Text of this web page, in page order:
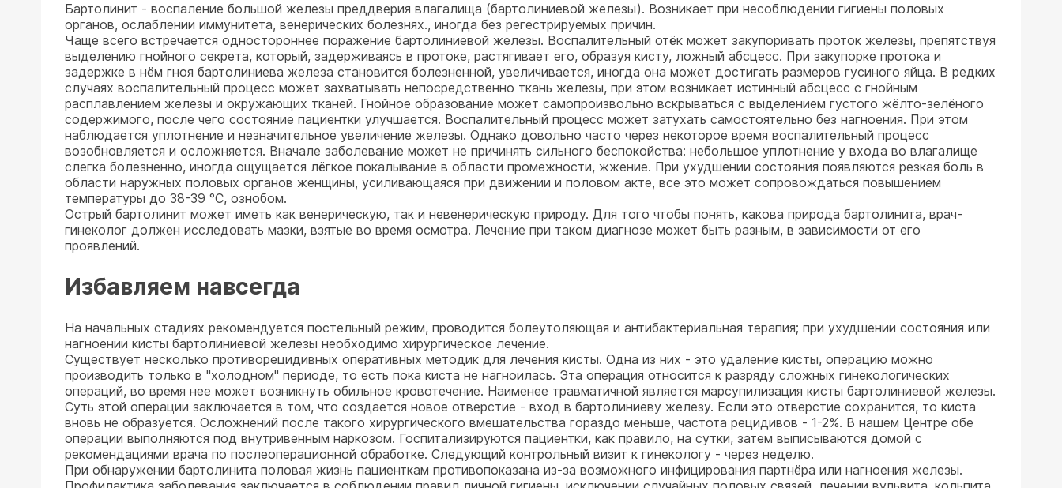
Бартолинит - воспаление большой железы преддверия влагалища (бартолиниевой железы). Возникает при несоблюдении гигиены половых
органов, ослаблении иммунитета, венерических болезнях., иногда без регестрируемых причин.
Чаще всего встречается одностороннее поражение бартолиниевой железы. Воспалительный отёк может закупоривать проток железы, препятствуя
выделению гнойного секрета, который, задерживаясь в протоке, растягивает его, образуя кисту, ложный абсцесс. При закупорке протока и
задержке в нём гноя бартолиниева железа становится болезненной, увеличивается, иногда она может достигать размеров гусиного яйца. В редких
случаях воспалительный процесс может захватывать непосредственно ткань железы, при этом возникает истинный абсцесс с гнойным
расплавлением железы и окружающих тканей. Гнойное образование может самопроизвольно вскрываться с выделением густого жёлто-зелёного
содержимого, после чего состояние пациентки улучшается. Воспалительный процесс может затухать самостоятельно без нагноения. При этом
наблюдается уплотнение и незначительное увеличение железы. Однако довольно часто через некоторое время воспалительный процесс
возобновляется и осложняется. Вначале заболевание может не причинять сильного беспокойства: небольшое уплотнение у входа во влагалище
слегка болезненно, иногда ощущается лёгкое покалывание в области промежности, жжение. При ухудшении состояния появляются резкая боль в
области наружных половых органов женщины, усиливающаяся при движении и половом акте, все это может сопровождаться повышением
температуры до 38-39 °С, ознобом.
Острый бартолинит может иметь как венерическую, так и невенерическую природу. Для того чтобы понять, какова природа бартолинита, врач-
гинеколог должен исследовать мазки, взятые во время осмотра. Лечение при таком диагнозе может быть разным, в зависимости от его
проявлений.
Избавляем навсегда
На начальных стадиях рекомендуется постельный режим, проводится болеутоляющая и антибактериальная терапия; при ухудшении состояния или
нагноении кисты бартолиниевой железы необходимо хирургическое лечение.
Существует несколько противорецидивных оперативных методик для лечения кисты. Одна из них - это удаление кисты, операцию можно
производить только в "холодном" периоде, то есть пока киста не нагноилась. Эта операция относится к разряду сложных гинекологических
операций, во время нее может возникнуть обильное кровотечение. Наименее травматичной является марсупилизация кисты бартолиниевой железы.
Суть этой операции заключается в том, что создается новое отверстие - вход в бартолиниеву железу. Если это отверстие сохранится, то киста
вновь не образуется. Осложнений после такого хирургического вмешательства гораздо меньше, частота рецидивов - 1-2%. В нашем Центре обе
операции выполняются под внутривенным наркозом. Госпитализируются пациентки, как правило, на сутки, затем выписываются домой с
рекомендациями врача по послеоперационной обработке. Следующий контрольный визит к гинекологу - через неделю.
При обнаружении бартолинита половая жизнь пациенткам противопоказана из-за возможного инфицирования партнёра или нагноения железы.